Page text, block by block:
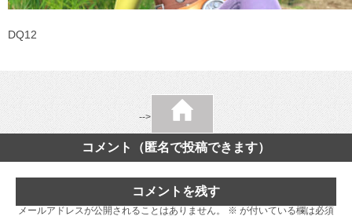
DQ12
-->
コメント（匿名で投稿できます）
コメントを残す
メールアドレスが公開されることはありません。 ※ が付いている欄は必須